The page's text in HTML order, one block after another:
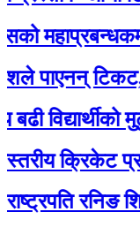
टिकट,
मुटु
क्रिकेट
रनिङ शिल्ड